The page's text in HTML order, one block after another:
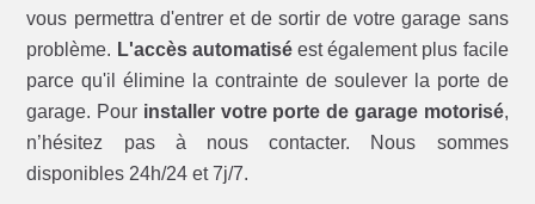
vous permettra d'entrer et de sortir de votre garage sans
problème. L'accès automatiséest également plus facile
parce qu'il élimine la contrainte de soulever la porte de
garage. Pour installer votre porte de garage motorisé,
n’hésitez pas à nous contacter. Nous sommes
disponibles 24h/24 et 7j/7.